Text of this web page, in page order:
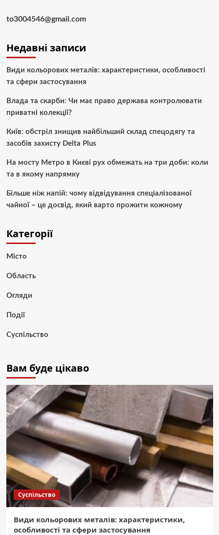
to3004546@gmail.com
Недавні записи
Види кольорових металів: характеристики, особливості
та сфери застосування
Влада та скарби: Чи має право держава контролювати
приватні колекції?
Київ: обстріл знищив найбільший склад спецодягу та
засобів захисту Delta Plus
На мосту Метро в Києві рух обмежать на три доби: коли
та в якому напрямку
Більше ніж напій: чому відвідування спеціалізованої
чайної – це досвід, який варто прожити кожному
Категорії
Місто
Область
Огляди
Події
Суспільство
Вам буде цікаво
Суспільство
Види кольорових металів: характеристики,
особливості та сфери застосування